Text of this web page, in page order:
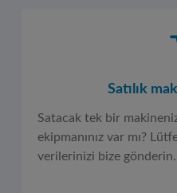
Satılık
Satacak tek bir
ekipmanınız var mı?
verilerinizi bize gönderin.